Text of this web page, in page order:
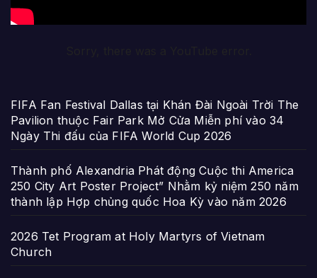
FIFA Fan Festival Dallas tại Khán Đài Ngoài Trời The
Pavilion thuộc Fair Park Mở Cửa Miễn phí vào 34
Ngày Thi đấu của FIFA World Cup 2026
Thành phố Alexandria Phát động Cuộc thi America
250 City Art Poster Project” Nhằm kỷ niệm 250 năm
thành lập Hợp chủng quốc Hoa Kỳ vào năm 2026
2026 Tet Program at Holy Martyrs of Vietnam
Church